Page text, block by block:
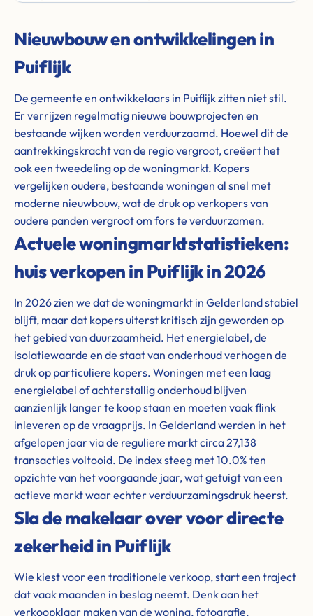
Nieuwbouw en ontwikkelingen in
Puiflijk
De gemeente en ontwikkelaars in Puiflijk zitten niet stil.
Er verrijzen regelmatig nieuwe bouwprojecten en
bestaande wijken worden verduurzaamd. Hoewel dit de
aantrekkingskracht van de regio vergroot, creëert het
ook een tweedeling op de woningmarkt. Kopers
vergelijken oudere, bestaande woningen al snel met
moderne nieuwbouw, wat de druk op verkopers van
oudere panden vergroot om fors te verduurzamen.
Actuele woningmarktstatistieken:
huis verkopen in Puiflijk in 2026
In 2026 zien we dat de woningmarkt in Gelderland stabiel
blijft, maar dat kopers uiterst kritisch zijn geworden op
het gebied van duurzaamheid. Het energielabel, de
isolatiewaarde en de staat van onderhoud verhogen de
druk op particuliere kopers. Woningen met een laag
energielabel of achterstallig onderhoud blijven
aanzienlijk langer te koop staan en moeten vaak flink
inleveren op de vraagprijs. In Gelderland werden in het
afgelopen jaar via de reguliere markt circa 27,138
transacties voltooid. De index steeg met 10.0% ten
opzichte van het voorgaande jaar, wat getuigt van een
actieve markt waar echter verduurzamingsdruk heerst.
Sla de makelaar over voor directe
zekerheid in Puiflijk
Wie kiest voor een traditionele verkoop, start een traject
dat vaak maanden in beslag neemt. Denk aan het
verkoopklaar maken van de woning, fotografie,